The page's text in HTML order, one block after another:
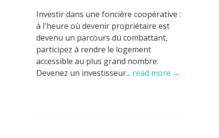
Investir dans une foncière coopérative :
à l'heure où devenir propriétaire est
devenu un parcours du combattant,
participez à rendre le logement
accessible au plus grand nombre.
Devenez un investisseur... read more →